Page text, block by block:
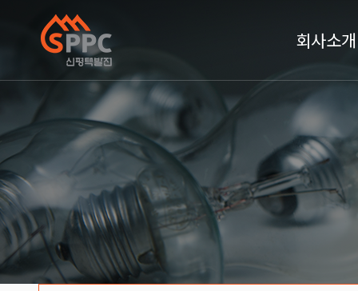
회사소개